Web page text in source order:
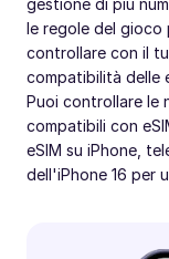
gestione di più
le regole del gioco
controllare con il
compatibilità delle
Puoi controllare le
compatibili con
eSIM su iPhone,
dell'iPhone 16 per